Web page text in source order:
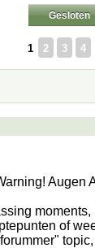
Gesloten
1 2 3 4
Augen
of